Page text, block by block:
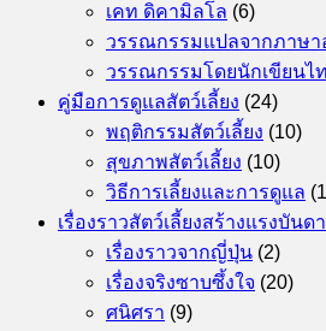
เคท ดิคามิลโล (6)
วรรณกรรมแปลจากภาษา
วรรณกรรมโดยนักเขียนไ
คู่มือการดูแลสัตว์เลี้ยง (24)
พฤติกรรมสัตว์เลี้ยง (10)
สุขภาพสัตว์เลี้ยง (10)
วิธีการเลี้ยงและการดูแล
เรื่องราวสัตว์เลี้ยงสร้างแรงบันด
เรื่องราวจากญี่ปุ่น (2)
เรื่องจริงซาบซึ้งใจ (20)
ศนิศรา (9)